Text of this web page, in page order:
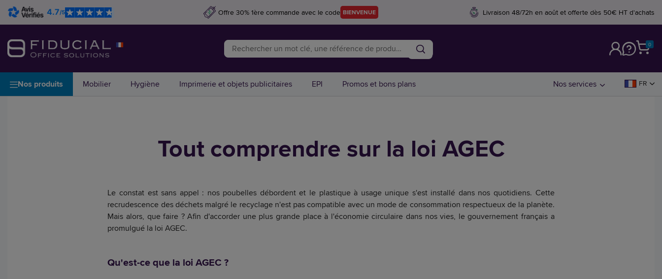
4.7/5 Offre 30% 1ère commande avec le code BIENVENUE Livraison 48/72h en août et offerte dès 50€ HT d'achats
0
Nos produits Mobilier Hygiène Imprimerie et objets publicitaires EPI Promos et bons plans Nos services FR
Tout comprendre sur la loi AGEC
Le constat est sans appel : nos poubelles débordent et le plastique à usage unique s'est installé dans nos quotidiens. Cette
recrudescence des déchets malgré le recyclage n'est pas compatible avec un mode de consommation respectueux de la planète.
Mais alors, que faire ? Afin d'accorder une plus grande place à l'économie circulaire dans nos vies, le gouvernement français a
promulgué la loi AGEC.
Qu'est-ce que la loi AGEC ?